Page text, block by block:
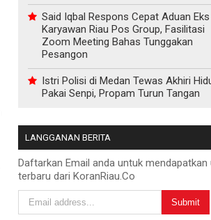
Said Iqbal Respons Cepat Aduan Eks
Karyawan Riau Pos Group, Fasilitasi
Zoom Meeting Bahas Tunggakan
Pesangon
Istri Polisi di Medan Tewas Akhiri
Pakai Senpi, Propam Turun Tangan
LANGGANAN BERITA
Daftarkan Email anda untuk mendapatkan
terbaru dari KoranRiau.Co